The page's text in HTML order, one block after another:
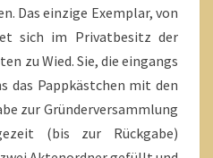
Das einzige Exemplar, von
sich im Privatbesitz der
zu Wied. Sie, die eingangs
das Pappkästchen mit den
zur Gründerversammlung
(bis zur Rückgabe)